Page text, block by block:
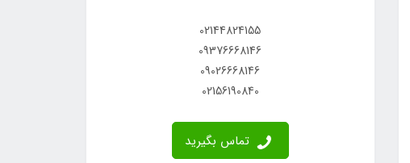
02144824155
09376668146
09026668146
02156190840
تماس بگیرید